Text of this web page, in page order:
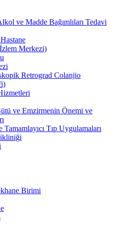
ve Madde Bağımlıları Tedavi
Merkezi)
Retrograd Colanjio
ve Emzirmenin Önemi ve
Tamamlayıcı Tıp Uygulamaları
Birimi